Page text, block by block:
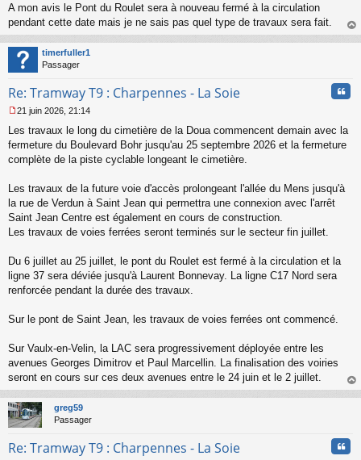
e
n
o
n
l
u
A mon avis le Pont du Roulet sera à nouveau fermé à la circulation
pendant cette date mais je ne sais pas quel type de travaux sera fait.
au
timerfuller1
Passager
Re: Tramway T9 : Charpennes - La Soie
e
s
s
e
n
o
n
21 juin 2026, 21:14
Les travaux le long du cimetière de la Doua commencent demain avec la
fermeture du Boulevard Bohr jusqu'au 25 septembre 2026 et la fermeture
complète de la piste cyclable longeant le cimetière.
Les travaux de la future voie d'accès prolongeant l'allée du Mens jusqu'à
la rue de Verdun à Saint Jean qui permettra une connexion avec l'arrêt
Saint Jean Centre est également en cours de construction.
Les travaux de voies ferrées seront terminés sur le secteur fin juillet.
Du 6 juillet au 25 juillet, le pont du Roulet est fermé à la circulation et la
ligne 37 sera déviée jusqu'à Laurent Bonnevay. La ligne C17 Nord sera
renforcée pendant la durée des travaux.
Sur le pont de Saint Jean, les travaux de voies ferrées ont commencé.
Sur Vaulx-en-Velin, la LAC sera progressivement déployée entre les
avenues Georges Dimitrov et Paul Marcellin. La finalisation des voiries
seront en cours sur ces deux avenues entre le 24 juin et le 2 juillet.
au
greg59
Passager
Re: Tramway T9 : Charpennes - La Soie